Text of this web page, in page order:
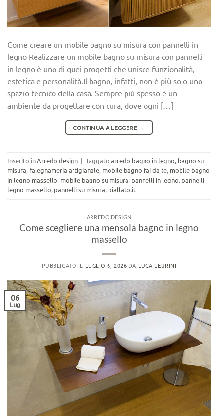
Come creare un mobile bagno su misura con pannelli in
legno Realizzare un mobile bagno su misura con pannelli
in legno è uno di quei progetti che unisce funzionalità,
estetica e personalità.Il bagno, infatti, non è più solo uno
spazio tecnico della casa. Sempre più spesso è un
ambiente da progettare con cura, dove ogni […]
CONTINUA A LEGGERE →
Inserito inArredo design | Taggato arredo bagno in legno, bagno su
misura, falegnameria artigianale, mobile bagno fai da te, mobile bagno
in legno massello, mobile bagno su misura, pannelli in legno, pannelli
legno massello, pannelli su misura, piallato.it
ARREDO DESIGN
Come scegliere una mensola bagno in legno
massello
PUBBLICATO IL LUGLIO 6, 2026 DA LUCA LEURINI
06
Lug